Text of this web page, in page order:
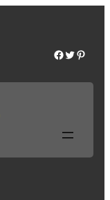
Facebook Twitter Pinterest